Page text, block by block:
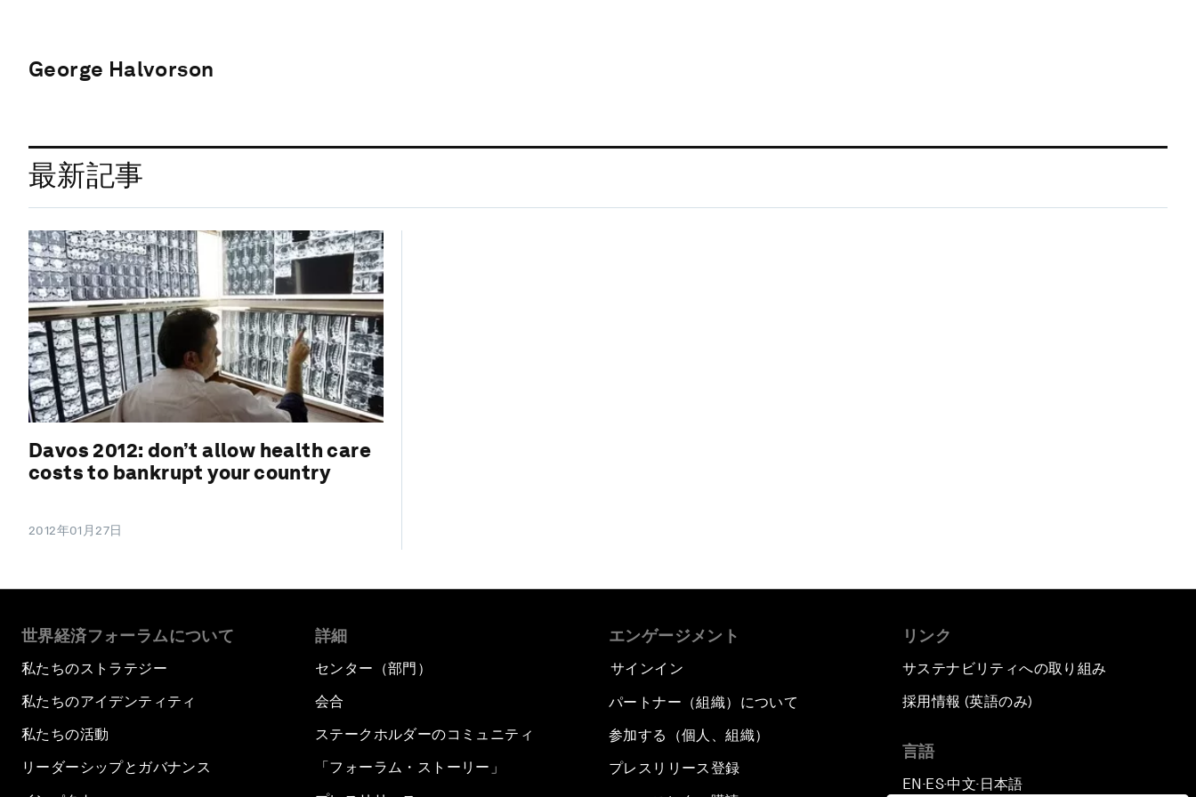
George Halvorson
最新記事
Davos 2012: don’t allow health care
costs to bankrupt your country
2012年01月27日
世界経済フォーラムについて
私たちのストラテジー
私たちのアイデンティティ
私たちの活動
リーダーシップとガバナンス
詳細
センター（部門）
会合
ステークホルダーのコミュニティ
「フォーラム・ストーリー」
エンゲージメント
サインイン
パートナー（組織）について
参加する（個人、組織）
プレスリリース登録
リンク
サステナビリティへの取り組み
採用情報 (英語のみ)
言語
EN ▪ES▪中文▪ 日本語